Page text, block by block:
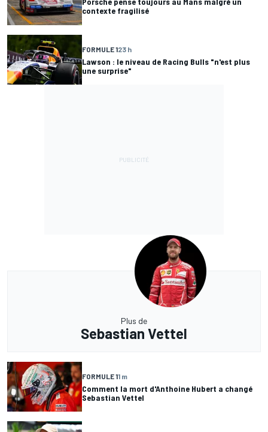
contexte fragilisé
FORMULE 123 h
Lawson : le niveau de Racing Bulls "n'est plus
une surprise"
Plus de
Sebastian Vettel
FORMULE 11 m
Comment la mort d'Anthoine Hubert a changé
Sebastian Vettel